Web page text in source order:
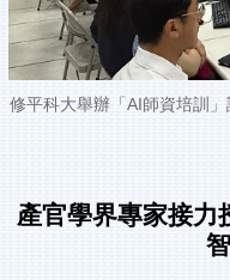
修平科大舉辦「AI師資培訓
產官學界專家接力